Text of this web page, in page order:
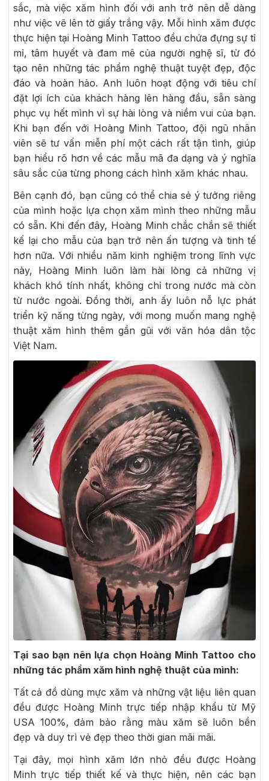
sắc, mà việc xăm hình đối với anh trở nên dễ dàng
như việc vẽ lên tờ giấy trắng vậy. Mỗi hình xăm được
thực hiện tại Hoàng Minh Tattoo đều chứa đựng sự tỉ
mỉ, tâm huyết và đam mê của người nghệ sĩ, từ đó
tạo nên những tác phẩm nghệ thuật tuyệt đẹp, độc
đáo và hoàn hảo. Anh luôn hoạt động với tiêu chí
đặt lợi ích của khách hàng lên hàng đầu, sẵn sàng
phục vụ hết mình vì sự hài lòng và niềm vui của bạn.
Khi bạn đến với Hoàng Minh Tattoo, đội ngũ nhân
viên sẽ tư vấn miễn phí một cách rất tận tình, giúp
bạn hiểu rõ hơn về các mẫu mã đa dạng và ý nghĩa
sâu sắc của từng phong cách hình xăm khác nhau.
Bên cạnh đó, bạn cũng có thể chia sẻ ý tưởng riêng
của mình hoặc lựa chọn xăm mình theo những mẫu
có sẵn. Khi đến đây, Hoàng Minh chắc chắn sẽ thiết
kế lại cho mẫu của bạn trở nên ấn tượng và tinh tế
hơn nữa. Với nhiều năm kinh nghiệm trong lĩnh vực
này, Hoàng Minh luôn làm hài lòng cả những vị
khách khó tính nhất, không chỉ trong nước mà còn
từ nước ngoài. Đồng thời, anh ấy luôn nỗ lực phát
triển kỹ năng từng ngày, với mong muốn mang nghệ
thuật xăm hình thêm gần gũi với văn hóa dân tộc
Việt Nam.
Tại sao bạn nên lựa chọn Hoàng Minh Tattoo cho
những tác phẩm xăm hình nghệ thuật của mình:
Tất cả đồ dùng mực xăm và những vật liệu liên quan
đều được Hoàng Minh trực tiếp nhập khẩu từ Mỹ
USA 100%, đảm bảo rằng màu xăm sẽ luôn bền
đẹp và duy trì vẻ đẹp theo thời gian mãi mãi.
Tại đây, mọi hình xăm lớn nhỏ đều được Hoàng
Minh trực tiếp thiết kế và thực hiện, nên các bạn